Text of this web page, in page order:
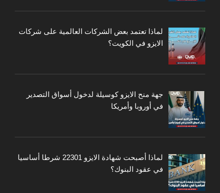
لماذا تعتمد بعض الشركات العالمية على شركات
الايزو في الكويت؟
جهة منح الايزو كوسيلة لدخول أسواق التصدير
في أوروبا وأمريكا
لماذا أصبحت شهادة الايزو 22301 شرطا أساسيا
في عقود البنوك؟